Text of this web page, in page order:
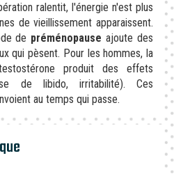
ralentit, l'énergie n'est plus
de vieillissement apparaissent.
de préménopause ajoute des
qui pèsent. Pour les hommes, la
produit des effets
de libido, irritabilité). Ces
au temps qui passe.